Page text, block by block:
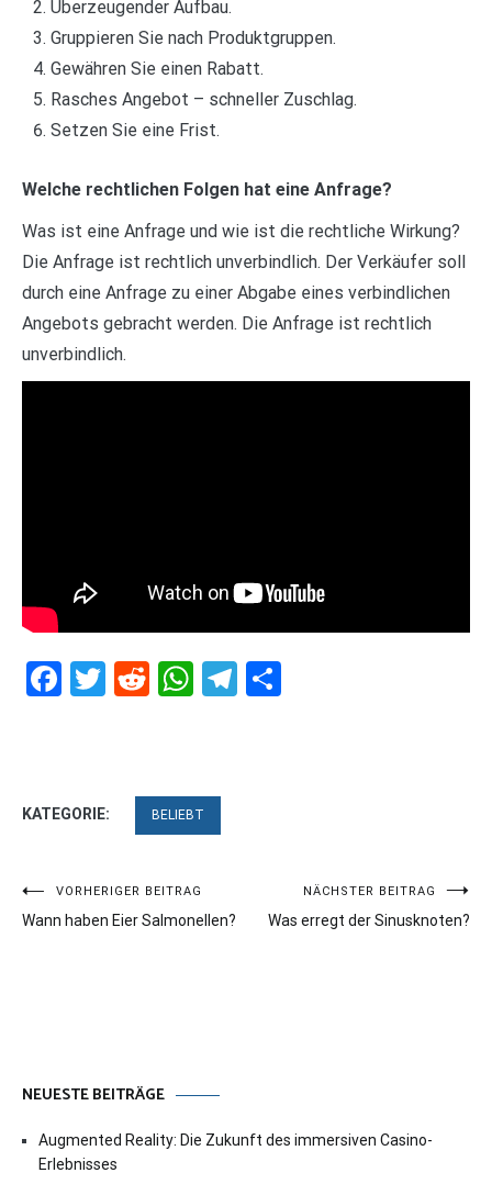
Überzeugender Aufbau.
Gruppieren Sie nach Produktgruppen.
Gewähren Sie einen Rabatt.
Rasches Angebot – schneller Zuschlag.
Setzen Sie eine Frist.
Welche rechtlichen Folgen hat eine Anfrage?
Was ist eine Anfrage und wie ist die rechtliche Wirkung?
Die Anfrage ist rechtlich unverbindlich. Der Verkäufer soll
durch eine Anfrage zu einer Abgabe eines verbindlichen
Angebots gebracht werden. Die Anfrage ist rechtlich
unverbindlich.
Facebook
Twitter
RedditWhatsApp
Telegram
KATEGORIE: BELIEBT
Beitragsnavigation
VORHERIGER BEITRAG
Wann haben Eier Salmonellen?
NÄCHSTER BEITRAG
Was erregt der Sinusknoten?
NEUESTE BEITRÄGE
Augmented Reality: Die Zukunft des immersiven Casino-
Erlebnisses